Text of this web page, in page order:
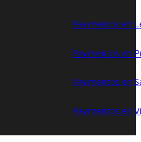
Pavimentos en
Pavimentos en
Pavimentos en
Pavimentos en